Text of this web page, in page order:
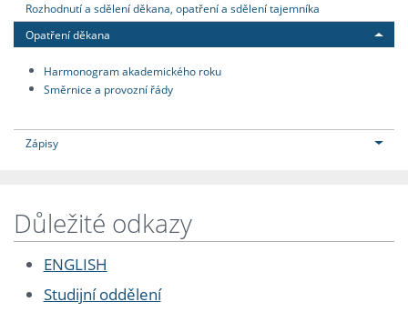
Rozhodnutí a sdělení děkana, opatření a sdělení tajemníka
Opatření děkana
Harmonogram akademického roku
Směrnice a provozní řády
Zápisy
Důležité odkazy
ENGLISH
Studijní oddělení